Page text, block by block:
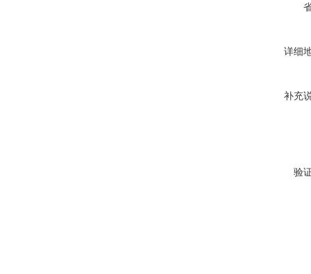
详细
补充
验